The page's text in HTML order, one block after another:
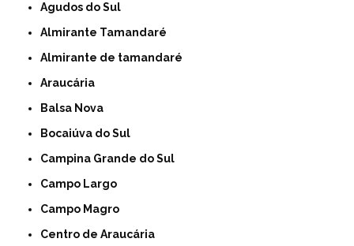
Agudos do Sul
Almirante Tamandaré
Almirante de tamandaré
Araucária
Balsa Nova
Bocaiúva do Sul
Campina Grande do Sul
Campo Largo
Campo Magro
Centro de Araucária